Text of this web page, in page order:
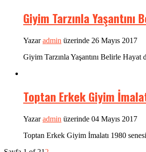
Giyim Tarzınla Yaşantını
Yazaradmin üzerinde 26 Mayıs 2017
Giyim Tarzınla Yaşantını Belirle Hayat
Toptan Erkek Giyim
Yazaradmin üzerinde 04 Mayıs 2017
Toptan Erkek Giyim İmalatı 1980